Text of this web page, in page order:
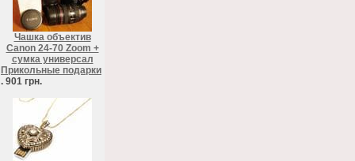
Чашка объектив
Canon 24-70 Zoom +
сумка универсал
Прикольные подарки
. 901 грн.